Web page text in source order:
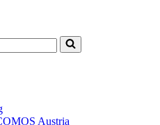
Austria